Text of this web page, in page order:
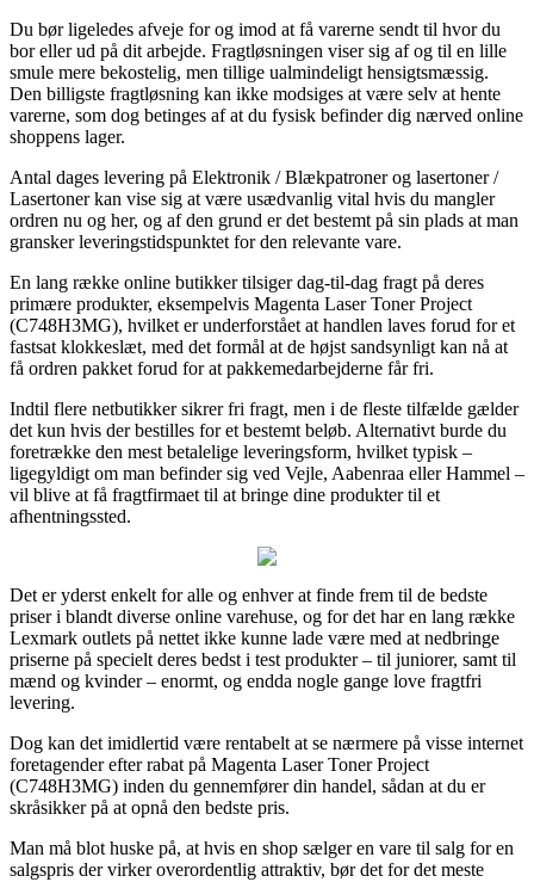
Du bør ligeledes afveje for og imod at få varerne sendt til hvor du
bor eller ud på dit arbejde. Fragtløsningen viser sig af og til en lille
smule mere bekostelig, men tillige ualmindeligt hensigtsmæssig.
Den billigste fragtløsning kan ikke modsiges at være selv at hente
varerne, som dog betinges af at du fysisk befinder dig nærved online
shoppens lager.
Antal dages levering på Elektronik / Blækpatroner og lasertoner /
Lasertoner kan vise sig at være usædvanlig vital hvis du mangler
ordren nu og her, og af den grund er det bestemt på sin plads at man
gransker leveringstidspunktet for den relevante vare.
En lang række online butikker tilsiger dag-til-dag fragt på deres
primære produkter, eksempelvis Magenta Laser Toner Project
(C748H3MG), hvilket er underforstået at handlen laves forud for et
fastsat klokkeslæt, med det formål at de højst sandsynligt kan nå at
få ordren pakket forud for at pakkemedarbejderne får fri.
Indtil flere netbutikker sikrer fri fragt, men i de fleste tilfælde gælder
det kun hvis der bestilles for et bestemt beløb. Alternativt burde du
foretrække den mest betalelige leveringsform, hvilket typisk –
ligegyldigt om man befinder sig ved Vejle, Aabenraa eller Hammel –
vil blive at få fragtfirmaet til at bringe dine produkter til et
afhentningssted.
Det er yderst enkelt for alle og enhver at finde frem til de bedste
priser i blandt diverse online varehuse, og for det har en lang række
Lexmark outlets på nettet ikke kunne lade være med at nedbringe
priserne på specielt deres bedst i test produkter – til juniorer, samt til
mænd og kvinder – enormt, og endda nogle gange love fragtfri
levering.
Dog kan det imidlertid være rentabelt at se nærmere på visse internet
foretagender efter rabat på Magenta Laser Toner Project
(C748H3MG) inden du gennemfører din handel, sådan at du er
skråsikker på at opnå den bedste pris.
Man må blot huske på, at hvis en shop sælger en vare til salg for en
salgspris der virker overordentlig attraktiv, bør det for det meste